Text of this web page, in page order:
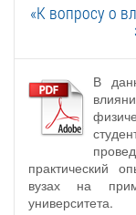
«К вопросу о
В
практический
вузах на
университета.